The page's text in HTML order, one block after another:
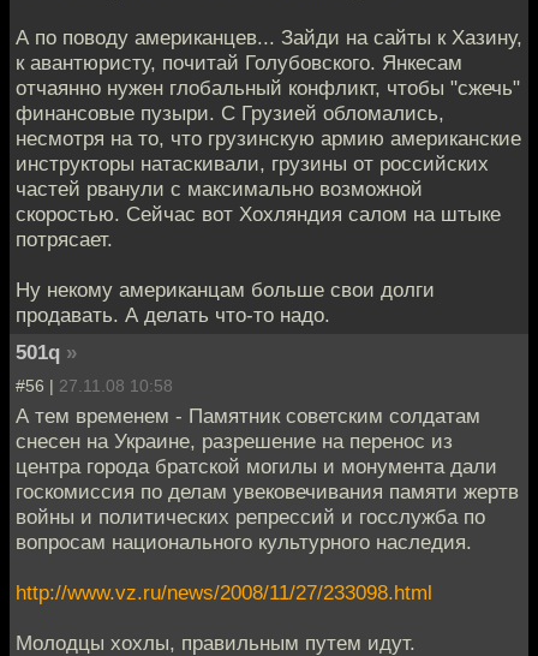
А по поводу американцев... Зайди на сайты к Хазину,
к авантюристу, почитай Голубовского. Янкесам
отчаянно нужен глобальный конфликт, чтобы "сжечь"
финансовые пузыри. С Грузией обломались,
несмотря на то, что грузинскую армию американские
инструкторы натаскивали, грузины от российских
частей рванули с максимально возможной
скоростью. Сейчас вот Хохляндия салом на штыке
потрясает.
Ну некому американцам больше свои долги
продавать. А делать что-то надо.
501q »
#56 | 27.11.08 10:58
А тем временем - Памятник советским солдатам
снесен на Украине, разрешение на перенос из
центра города братской могилы и монумента дали
госкомиссия по делам увековечивания памяти жертв
войны и политических репрессий и госслужба по
вопросам национального культурного наследия.
http://www.vz.ru/news/2008/11/27/233098.html
Молодцы хохлы, правильным путем идут.